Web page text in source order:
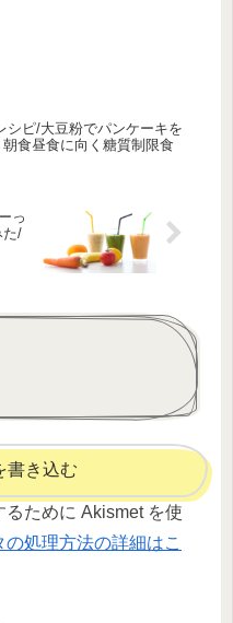
シピ/大豆粉でパンケーキを
食昼食に向く糖質制限食
っ
た/
書き込む
ために Akismet を使
の処理方法の詳細はこ